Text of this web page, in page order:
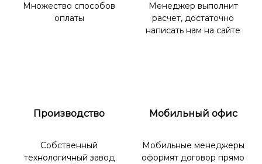
Множество способов
оплаты
Менеджер выполнит
расчет, достаточно
написать нам на сайте
Производство
Собственный
технологичный завод
Мобильный офис
Мобильные менеджеры
оформят договор прямо